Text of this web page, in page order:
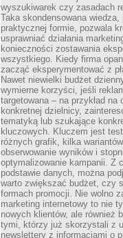
wyszukiwarek czy zasadach
Taka skondensowana wiedza,
praktycznej formie, pozwala
usprawniać działania
konieczności zostawania
wszystkiego. Kiedy firma
zacząć eksperymentować z
Nawet niewielki budżet
wymierne korzyści, jeśli
targetowana – na przykład
konkretnej dzielnicy,
tematyką lub szukające
kluczowych. Kluczem jest
różnych grafik, kilka
obserwowanie wyników i
optymalizowanie kampanii. Z
podstawie danych, można
warto zwiększać budżet, czy
formach promocji. Nie wolno
marketing internetowy to nie
nowych klientów, ale również
tymi, którzy już skorzystali z
newslettery z informacjami o